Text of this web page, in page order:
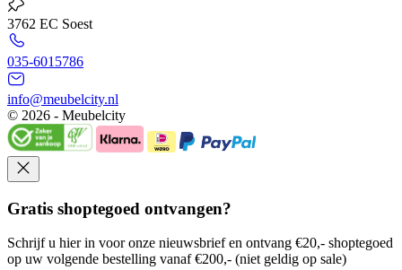
3762 EC Soest
035-6015786
info@meubelcity.nl
© 2026 - Meubelcity
Gratis shoptegoed ontvangen?
Schrijf u hier in voor onze nieuwsbrief en ontvang €20,- shoptegoed
op uw volgende bestelling vanaf €200,- (niet geldig op sale)